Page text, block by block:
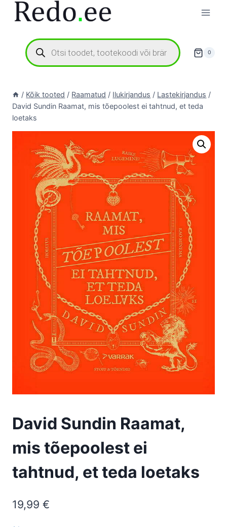
Skip
Products
search
0
/ Kõik tooted / Raamatud / Ilukirjandus / Lastekirjandus /
David Sundin Raamat, mis tõepoolest ei tahtnud, et teda
loetaks
David Sundin Raamat,
mis tõepoolest ei
tahtnud, et teda loetaks
19,99 €